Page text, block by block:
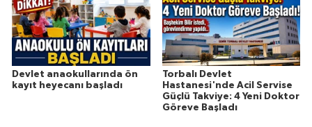
Devlet anaokullarında ön
kayıt heyecanı başladı
Torbalı Devlet
Hastanesi'nde Acil Servise
Güçlü Takviye: 4 Yeni Doktor
Göreve Başladı